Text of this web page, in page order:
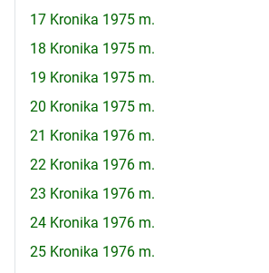
17 Kronika 1975 m.
18 Kronika 1975 m.
19 Kronika 1975 m.
20 Kronika 1975 m.
21 Kronika 1976 m.
22 Kronika 1976 m.
23 Kronika 1976 m.
24 Kronika 1976 m.
25 Kronika 1976 m.